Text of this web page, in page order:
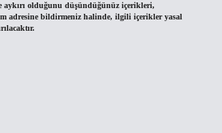
aykırı olduğunu düşündüğünüz içerikleri,
adresine bildirmeniz halinde, ilgili içerikler yasal